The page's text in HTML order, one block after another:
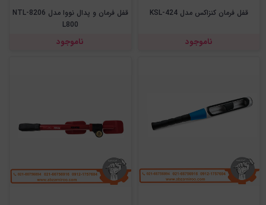
قفل فرمان کنزاکس مدل KSL-424
ناموجود
قفل فرمان و پدال نووا مدل NTL-8206
L800
ناموجود